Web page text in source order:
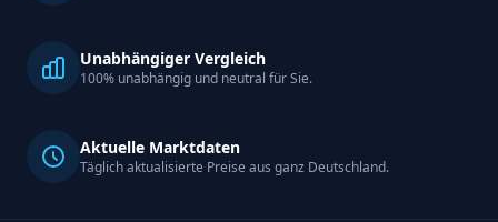
Unabhängiger Vergleich
100% unabhängig und neutral für Sie.
Aktuelle Marktdaten
Täglich aktualisierte Preise aus ganz Deutschland.